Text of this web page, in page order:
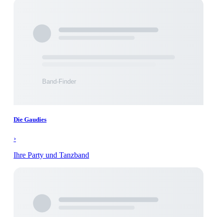
Die Gaudies
›
Ihre Party und Tanzband